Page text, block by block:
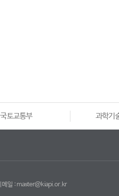
국토교통부 과학기
메일 : master@kiapi.or.kr